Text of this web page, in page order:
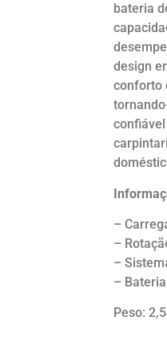
bateria
design
conforto
–
–
–
–
Peso: